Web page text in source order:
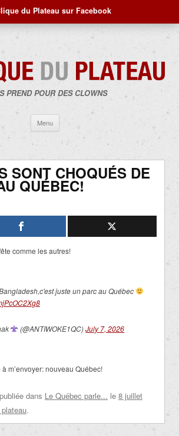
du Plateau sur Facebook
PREND POUR DES CLOWNS
Menu
contenu
SONT CHOQUÉS DE
QUÉBEC!
comme les autres!
juste un parc au Québec
(@ANTIWOKE1QC)July 7, 2026
m’envoyer: nouveau Québec!
dans Le Québec parle... le 8 juillet
.